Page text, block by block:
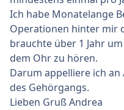
Ich habe Monatelange
Operationen hinter mir
brauchte über 1 Jahr
dem Ohr zu hören.
Darum appelliere ich
des Gehörgangs.
Lieben Gruß Andrea